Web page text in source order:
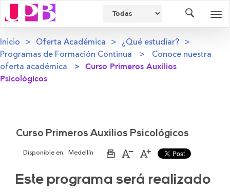
Inicio Oferta Académica
¿Qué estudiar?
Programas de Formación Continua
Conoce nuestra
oferta académica
Curso Primeros Auxilios
Psicológicos
Curso Primeros Auxilios Psicológicos
Disponible en: Medellín
ImprimirAumentar
de
la
Disminuir
de
la
Este programa será realizado